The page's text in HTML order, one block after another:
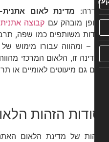
מדינת לאום אתנית-
מובהק עם קבוצה אתניתאו
משותפים כמו שפה, תרבות,
ומהווה עבורו מימוש של
זו, הלאום המרכזי מהווה
גם מיעוטים לאומיים או
הזהות
של מדינת הלאום